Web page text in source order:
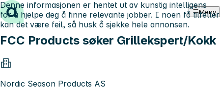
Hopp til innhold Meny
FCC Products søker Grillekspert/Kokk
Nordic Season Products AS
Denne informasjonen er hentet ut av kunstig intelligens
for å hjelpe deg å finne relevante jobber. I noen få tilfeller
kan det være feil, så husk å sjekke hele annonsen.